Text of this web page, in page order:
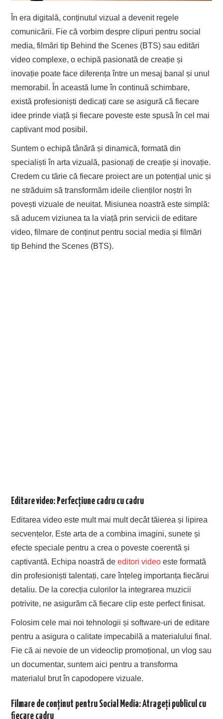
În era digitală, conținutul vizual a devenit regele
comunicării. Fie că vorbim despre clipuri pentru social
media, filmări tip Behind the Scenes (BTS) sau editări
video complexe, o echipă pasionată de creație și
inovație poate face diferența între un mesaj banal și unul
memorabil. În această lume în continuă schimbare,
există profesioniști dedicați care se asigură că fiecare
idee prinde viață și fiecare poveste este spusă în cel mai
captivant mod posibil.
Suntem o echipă tânără și dinamică, formată din
specialiști în arta vizuală, pasionați de creație și inovație.
Credem cu tărie că fiecare proiect are un potențial unic și
ne străduim să transformăm ideile clienților noștri în
povești vizuale de neuitat. Misiunea noastră este simplă:
să aducem viziunea ta la viață prin servicii de editare
video, filmare de conținut pentru social media și filmări
tip Behind the Scenes (BTS).
Editare video: Perfecțiune cadru cu cadru
Editarea video este mult mai mult decât tăierea și lipirea
secvențelor. Este arta de a combina imagini, sunete și
efecte speciale pentru a crea o poveste coerentă și
captivantă. Echipa noastră deeditori video este formată
din profesioniști talentați, care înțeleg importanța fiecărui
detaliu. De la corecția culorilor la integrarea muzicii
potrivite, ne asigurăm că fiecare clip este perfect finisat.
Folosim cele mai noi tehnologii și software-uri de editare
pentru a asigura o calitate impecabilă a materialului final.
Fie că ai nevoie de un videoclip promoțional, un vlog sau
un documentar, suntem aici pentru a transforma
materialul brut în capodopere vizuale.
Filmare de conținut pentru Social Media: Atrageți publicul cu
fiecare cadru